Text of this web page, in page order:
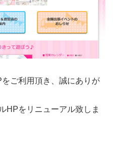
ご利用頂き、誠にありが
HPをリニューアル致しま